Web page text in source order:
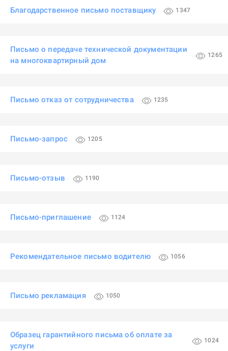
Благодарственное письмо поставщику 1347
Письмо о передаче технической документации
на многоквартирный дом
1265
Письмо отказ от сотрудничества 1235
Письмо-запрос 1205
Письмо-отзыв 1190
Письмо-приглашение 1124
Рекомендательное письмо водителю 1056
Письмо рекламация 1050
Образец гарантийного письма об оплате за
услуги
1024